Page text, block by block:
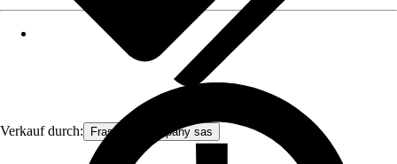
Verkauf durch: Frascio & company sas